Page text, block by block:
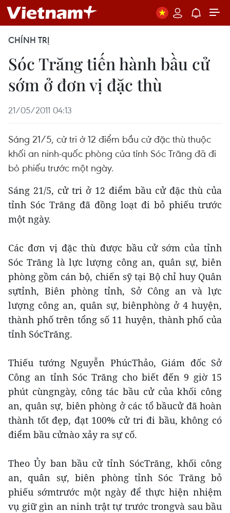
CHÍNH TRỊ
Sóc Trăng tiến hành bầu cử
sớm ở đơn vị đặc thù
21/05/2011 04:13
Sáng 21/5, cử tri ở 12 điểm bầu cử đặc thù thuộc
khối an ninh-quốc phòng của tỉnh Sóc Trăng đã đi
bỏ phiếu trước một ngày.
Sáng 21/5, cử tri ở 12 điểm bầu cử đặc thù của
tỉnh Sóc Trăng đã đồng loạt đi bỏ phiếu trước
một ngày.
Các đơn vị đặc thù được bầu cử sớm của tỉnh
Sóc Trăng là lực lượng công an, quân sự, biên
phòng gồm cán bộ, chiến sỹ tại Bộ chỉ huy Quân
sựtỉnh, Biên phòng tỉnh, Sở Công an và lực
lượng công an, quân sự, biênphòng ở 4 huyện,
thành phố trên tổng số 11 huyện, thành phố của
tỉnh SócTrăng.
Thiếu tướng Nguyễn PhúcThảo, Giám đốc Sở
Công an tỉnh Sóc Trăng cho biết đến 9 giờ 15
phút cùngngày, công tác bầu cử của khối công
an, quân sự, biên phòng ở các tổ bầucử đã hoàn
thành tốt đẹp, đạt 100% cử tri đi bầu, không có
điểm bầu cửnào xảy ra sự cố.
Theo Ủy ban bầu cử tỉnh SócTrăng, khối công
an, quân sự, biên phòng tỉnh Sóc Trăng bỏ
phiếu sớmtrước một ngày để thực hiện nhiệm
vụ giữ gìn an ninh trật tự trước trongvà sau bầu